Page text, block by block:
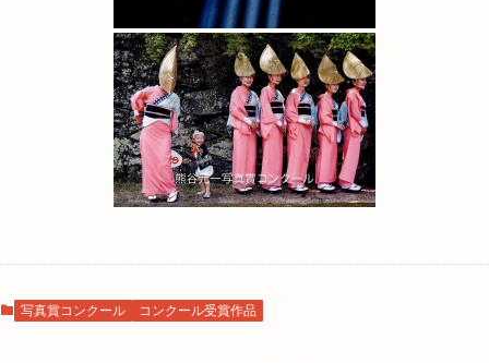
写真賞コンクール コンクール受賞作品